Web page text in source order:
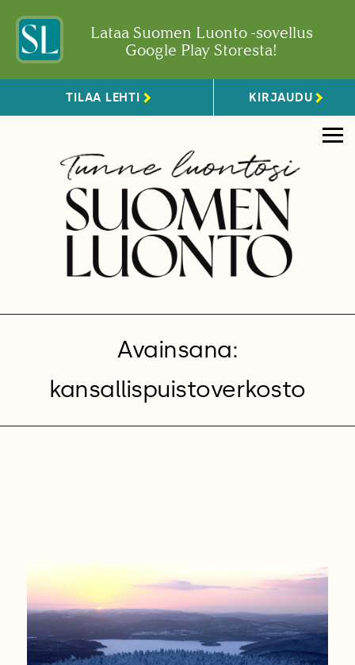
Lataa Suomen Luonto -sovellus
Google Play Storesta!
TILAA LEHTI KIRJAUDU
Avainsana:
kansallispuistoverkosto